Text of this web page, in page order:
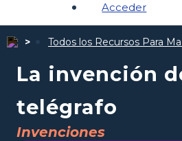
Acceder
Todos los Recursos Para
La invención
telégrafo
Invenciones